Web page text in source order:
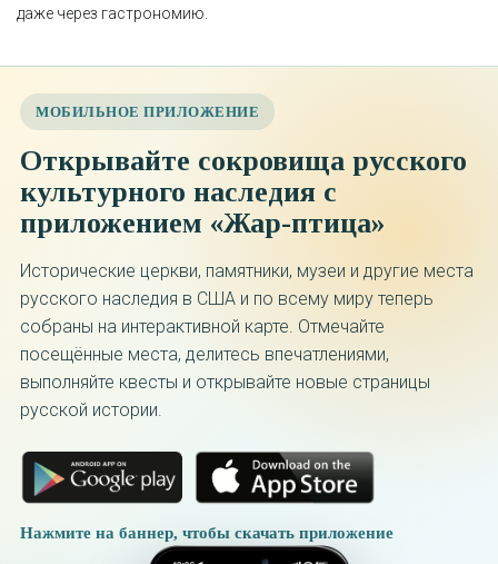
даже через гастрономию.
МОБИЛЬНОЕ ПРИЛОЖЕНИЕ
Открывайте сокровища русского
культурного наследия с
приложением «Жар-птица»
Исторические церкви, памятники, музеи и другие места
русского наследия в США и по всему миру теперь
собраны на интерактивной карте. Отмечайте
посещённые места, делитесь впечатлениями,
выполняйте квесты и открывайте новые страницы
русской истории.
Нажмите на баннер, чтобы скачать приложение